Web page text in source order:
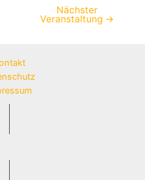
Nächster
Veranstaltung →